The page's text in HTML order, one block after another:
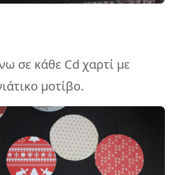
σε κάθε Cd χαρτί με
μοτίβο.